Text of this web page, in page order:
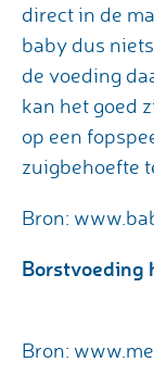
direct in de
baby dus
de voeding
kan het goed
op een
zuigbehoefte
Bron:
Borstvoeding
Bron: